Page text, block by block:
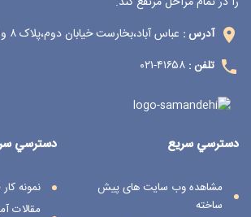
آدرس : عباس آباد،بخارست خیابان دوم،پلاک ۸ واحد ۱۰
تلفن : ۴۱۶۵۸-۰۲۱
دسترسي
نمونه
دسترسي سريع
مشاهده وب سایت های پیش
ساخته